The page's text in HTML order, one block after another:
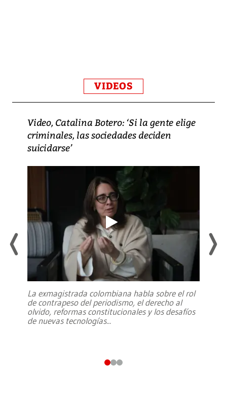
VIDEOS
Video, Catalina Botero: ‘Si la gente elige
criminales, las sociedades deciden
suicidarse’
La exmagistrada colombiana habla sobre el rol
de contrapeso del periodismo, el derecho al
olvido, reformas constitucionales y los desafíos
de nuevas tecnologías...